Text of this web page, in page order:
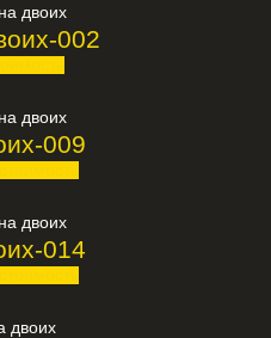
двоих
002
двоих
009
двоих
014
двоих